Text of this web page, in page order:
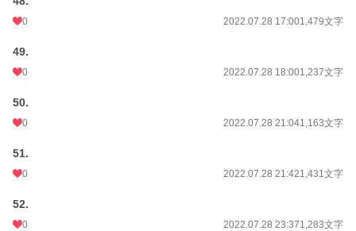
0 2022.07.28 17:001,479文字
49.
0 2022.07.28 18:001,237文字
50.
0 2022.07.28 21:041,163文字
51.
0 2022.07.28 21:421,431文字
52.
0 2022.07.28 23:371,283文字